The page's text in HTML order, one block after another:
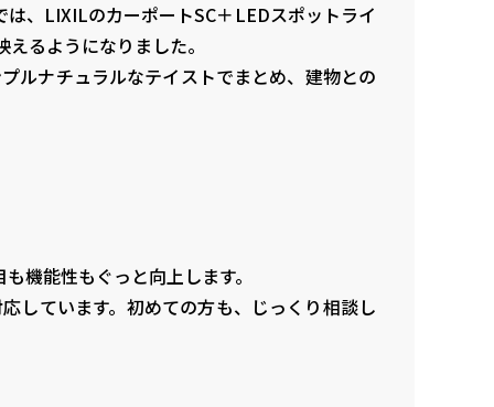
、LIXILのカーポートSC＋LEDスポットライ
るようになりました。
ルナチュラルなテイストでまとめ、建物との
機能性もぐっと向上します。
しています。初めての方も、じっくり相談し